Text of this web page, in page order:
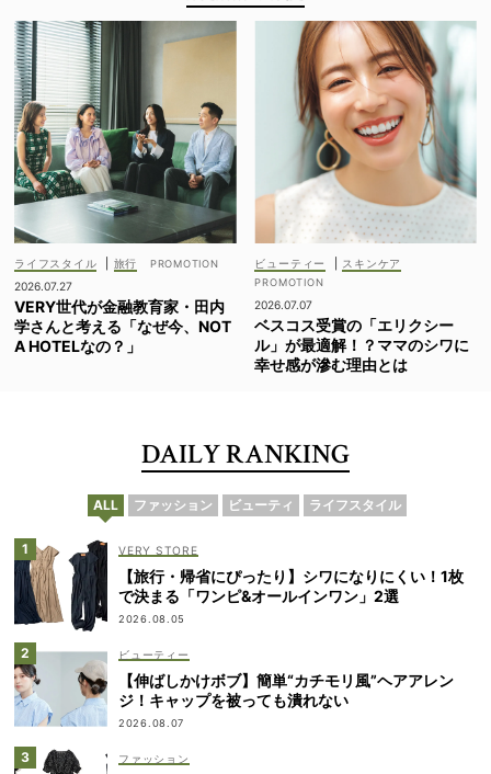
ライフスタイル
旅行
2026.07.27
VERY世代が金融教育家・田内
学さんと考える「なぜ今、NOT
A HOTELなの？」
ビューティー スキンケア
2026.07.07
ベスコス受賞の「エリクシー
ル」が最適解！？ママのシワに
幸せ感が滲む理由とは
DAILY RANKING
ALL ファッション ビューティ ライフスタイル
VERY STORE
【旅行・帰省にぴったり】シワになりにくい！1枚
で決まる「ワンピ&オールインワン」2選
2026.08.05
ビューティー
【伸ばしかけボブ】簡単“カチモリ風”ヘアアレン
ジ！キャップを被っても潰れない
2026.08.07
ファッション